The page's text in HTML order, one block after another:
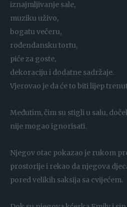
iznajmljivanje sale,
muziku uživo,
bogatu večeru,
rođendansku tortu,
piće za goste,
dekoraciju i dodatne sadržaje.
Vjerovao je da će to biti lijep
Međutim, čim su stigli u salu,
nije mogao ignorisati.
Njegov otac pokazao je rukom
prostorije i rekao da njegova
pored velikih saksija sa cvijećem.